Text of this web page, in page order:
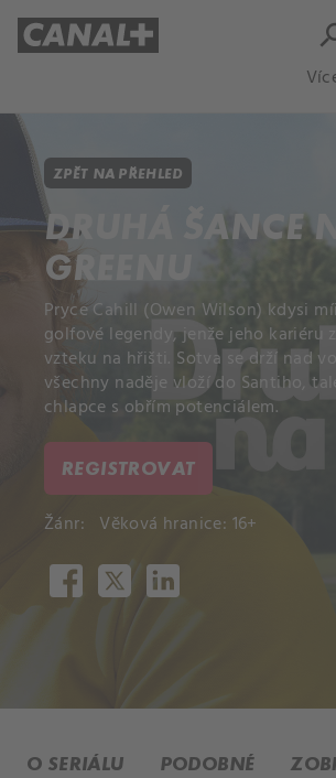
ZPĚT NA PŘEHLED
DRUHÁ ŠANCE
GREENU
Pryce Cahill (Owen Wilson) kdysi
golfové legendy, jenže jeho kariéru
vzteku na hřišti. Sotva se drží nad
všechny naděje vloží do Santiho,
chlapce s obřím potenciálem.
REGISTROVAT
Žánr: Věková hranice: 16+
O SERIÁLU PODOBNÉ